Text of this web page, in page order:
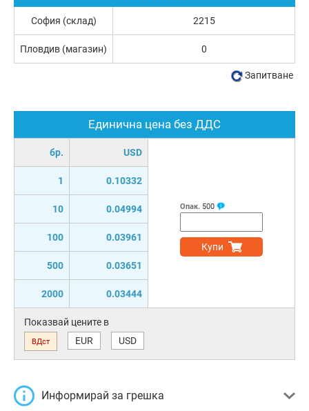
Единична цена без ДДС
бр. USD
1 0.10332
10 0.04994
100 0.03961
500 0.03651
2000 0.03444
Опак. 500
Купи
Показвай цените в
ВДст EUR USD
Информирай за грешка
София (склад) 2215
Пловдив (магазин) 0
Запитване